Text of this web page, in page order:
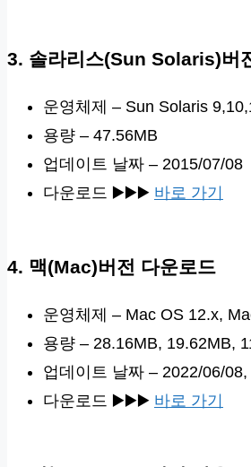
3. 솔라리스(Sun Solaris)버
운영체제 – Sun Solaris
용량 – 47.56MB
업데이트 날짜 – 2015/07/08
다운로드 ▶️▶️▶️ 바로 가기
4. 맥(Mac)버전 다운로드
운영체제 – Mac OS 12.x,
용량 – 28.16MB, 19.62MB,
업데이트 날짜 – 2022/06/
다운로드 ▶️▶️▶️ 바로 가기